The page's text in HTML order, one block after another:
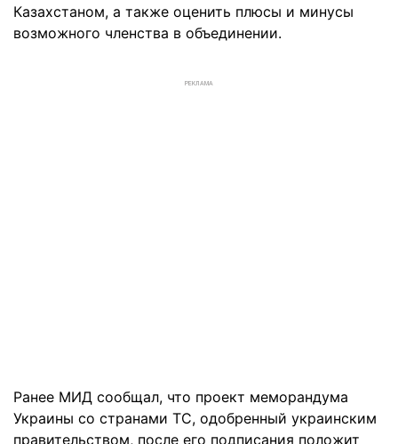
Казахстаном, а также оценить плюсы и минусы
возможного членства в объединении.
РЕКЛАМА
Ранее МИД сообщал, что проект меморандума
Украины со странами ТС, одобренный украинским
правительством, после его подписания положит